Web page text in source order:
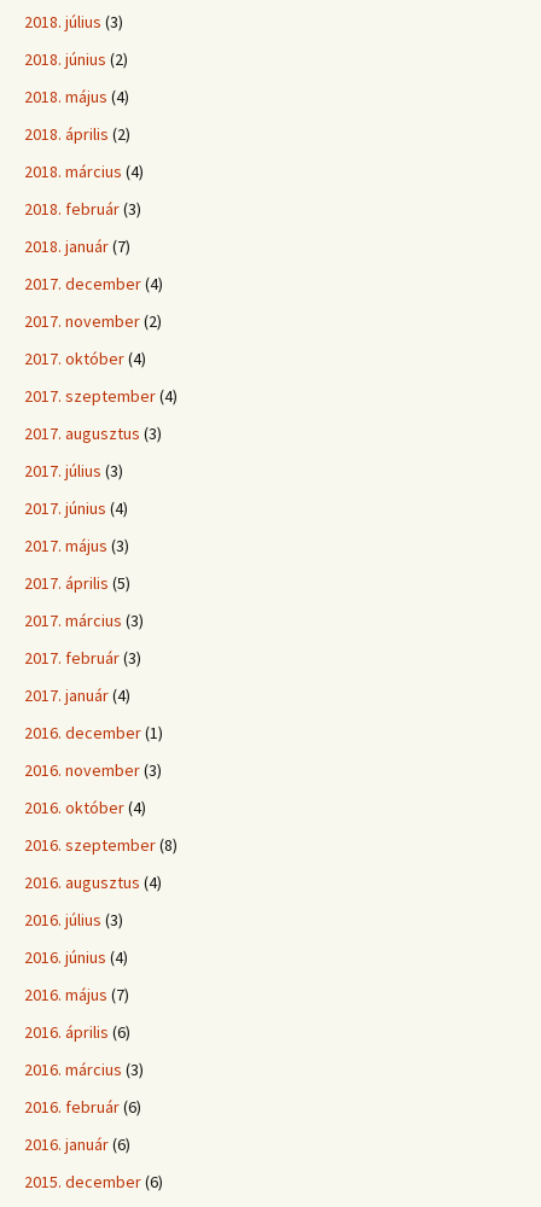
2018. július (3)
2018. június (2)
2018. május (4)
2018. április (2)
2018. március (4)
2018. február(3)
2018. január(7)
2017. december(4)
2017. november(2)
2017. október(4)
2017. szeptember(4)
2017. augusztus (3)
2017. július (3)
2017. június (4)
2017. május (3)
2017. április (5)
2017. március (3)
2017. február(3)
2017. január(4)
2016. december(1)
2016. november(3)
2016. október(4)
2016. szeptember(8)
2016. augusztus (4)
2016. július (3)
2016. június (4)
2016. május (7)
2016. április (6)
2016. március (3)
2016. február(6)
2016. január(6)
2015. december(6)